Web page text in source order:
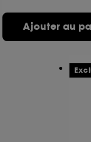
Ajouter au